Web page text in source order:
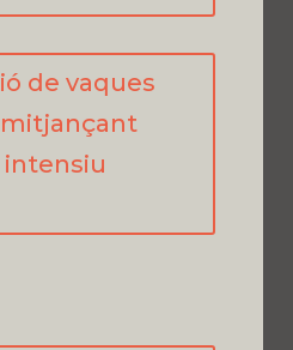
de vaques